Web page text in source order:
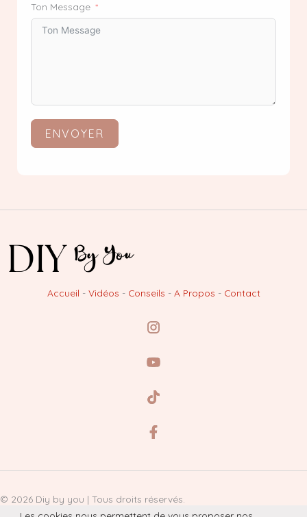
Ton Message
ENVOYER
Accueil - Vidéos - Conseils - A Propos - Contact
© 2026 Diy by you | Tous droits réservés.